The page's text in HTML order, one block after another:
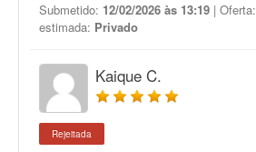
Submetido: 12/02/2026 às 13:19 | Oferta:
estimada: Privado
Kaique C.
Rejeitada